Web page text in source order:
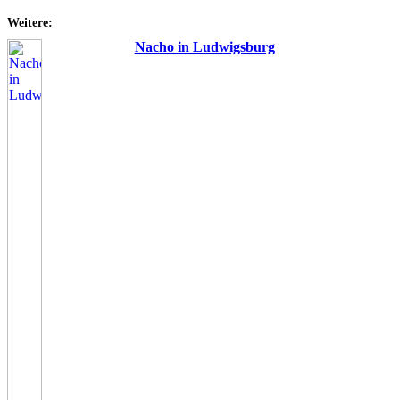
Weitere:
Nacho in Ludwigsburg